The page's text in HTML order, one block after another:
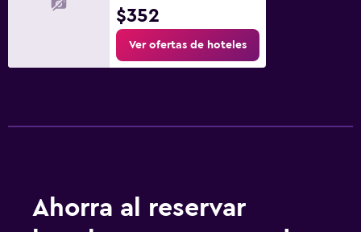
$352
Ver ofertas de hoteles
Ahorra al reservar